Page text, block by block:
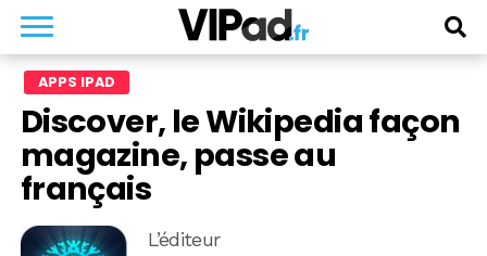
APPS IPAD
Discover, le Wikipedia façon
magazine, passe au
français
L’éditeur